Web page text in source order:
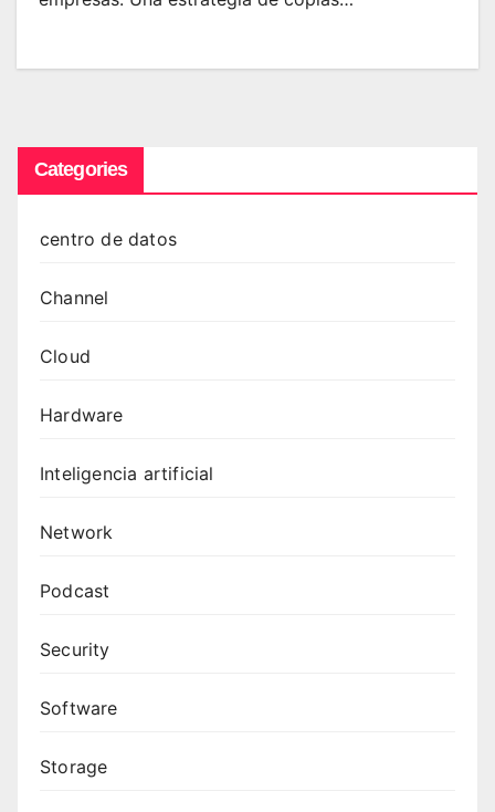
Categories
centro de datos
Channel
Cloud
Hardware
Inteligencia artificial
Network
Podcast
Security
Software
Storage